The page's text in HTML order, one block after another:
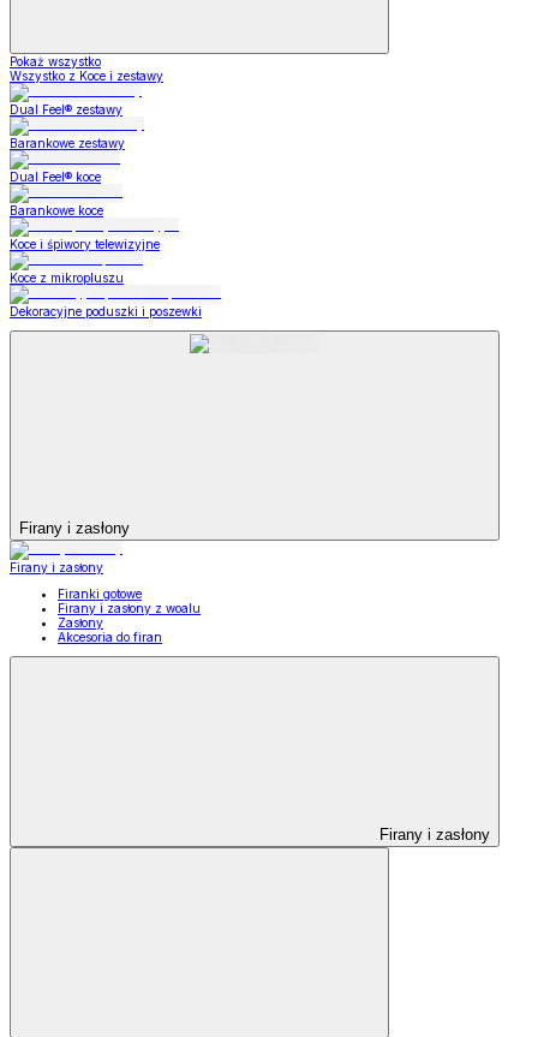
Pokaż wszystko
Wszystko z Koce i zestawy
Dual Feel® zestawy
Barankowe zestawy
Dual Feel® koce
Barankowe koce
Koce i śpiwory telewizyjne
Koce z mikropluszu
Dekoracyjne poduszki i poszewki
Firany i zasłony
Firany i zasłony
Firanki gotowe
Firany i zasłony z woalu
Zasłony
Akcesoria do firan
Firany i zasłony